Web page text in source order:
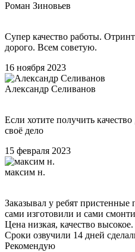
Роман Зиновьев
Супер качество работы.
дорого. Всем советую.
16 ноября 2023
Александр Селиванов
Если хотите получить
своё дело
15 февраля 2023
максим н.
Заказывал у ребят
сами изготовили и сами
Цена низкая, качество высокое.
Сроки озвучили 14 дней
Рекомендую